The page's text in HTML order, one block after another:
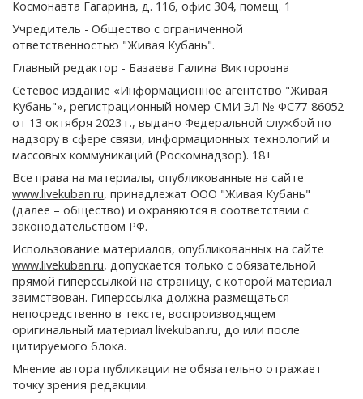
Космонавта Гагарина, д. 116, офис 304, помещ. 1
Учредитель - Общество с ограниченной
ответственностью "Живая Кубань".
Главный редактор - Базаева Галина Викторовна
Сетевое издание «Информационное агентство "Живая
Кубань"», регистрационный номер СМИ ЭЛ № ФС77-86052
от 13 октября 2023 г., выдано Федеральной службой по
надзору в сфере связи, информационных технологий и
массовых коммуникаций (Роскомнадзор). 18+
Все права на материалы, опубликованные на сайте
www.livekuban.ru, принадлежат ООО "Живая Кубань"
(далее – общество) и охраняются в соответствии с
законодательством РФ.
Использование материалов, опубликованных на сайте
www.livekuban.ru, допускается только с обязательной
прямой гиперссылкой на страницу, с которой материал
заимствован. Гиперссылка должна размещаться
непосредственно в тексте, воспроизводящем
оригинальный материал livekuban.ru, до или после
цитируемого блока.
Мнение автора публикации не обязательно отражает
точку зрения редакции.